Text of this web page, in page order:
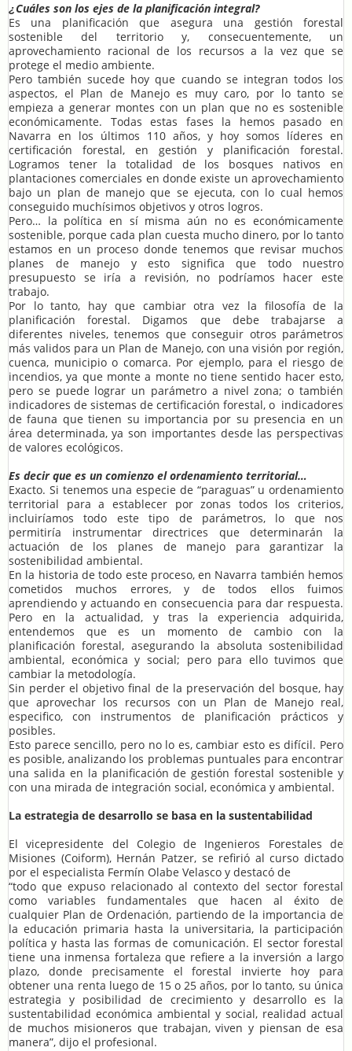
¿Cuáles son los ejes de la planificación integral?
Es una planificación que asegura una gestión forestal
sostenible del territorio y, consecuentemente, un
aprovechamiento racional de los recursos a la vez que se
protege el medio ambiente.
Pero también sucede hoy que cuando se integran todos los
aspectos, el Plan de Manejo es muy caro, por lo tanto se
empieza a generar montes con un plan que no es sostenible
económicamente. Todas estas fases la hemos pasado en
Navarra en los últimos 110 años, y hoy somos líderes en
certificación forestal, en gestión y planificación forestal.
Logramos tener la totalidad de los bosques nativos en
plantaciones comerciales en donde existe un aprovechamiento
bajo un plan de manejo que se ejecuta, con lo cual hemos
conseguido muchísimos objetivos y otros logros.
Pero… la política en sí misma aún no es económicamente
sostenible, porque cada plan cuesta mucho dinero, por lo tanto
estamos en un proceso donde tenemos que revisar muchos
planes de manejo y esto significa que todo nuestro
presupuesto se iría a revisión, no podríamos hacer este
trabajo.
Por lo tanto, hay que cambiar otra vez la filosofía de la
planificación forestal. Digamos que debe trabajarse a
diferentes niveles, tenemos que conseguir otros parámetros
más validos para un Plan de Manejo, con una visión por región,
cuenca, municipio o comarca. Por ejemplo, para el riesgo de
incendios, ya que monte a monte no tiene sentido hacer esto,
pero se puede lograr un parámetro a nivel zona; o también
indicadores de sistemas de certificación forestal, o indicadores
de fauna que tienen su importancia por su presencia en un
área determinada, ya son importantes desde las perspectivas
de valores ecológicos.
Es decir que es un comienzo el ordenamiento territorial…
Exacto. Si tenemos una especie de “paraguas” u ordenamiento
territorial para a establecer por zonas todos los criterios,
incluiríamos todo este tipo de parámetros, lo que nos
permitiría instrumentar directrices que determinarán la
actuación de los planes de manejo para garantizar la
sostenibilidad ambiental.
En la historia de todo este proceso, en Navarra también hemos
cometidos muchos errores, y de todos ellos fuimos
aprendiendo y actuando en consecuencia para dar respuesta.
Pero en la actualidad, y tras la experiencia adquirida,
entendemos que es un momento de cambio con la
planificación forestal, asegurando la absoluta sostenibilidad
ambiental, económica y social; pero para ello tuvimos que
cambiar la metodología.
Sin perder el objetivo final de la preservación del bosque, hay
que aprovechar los recursos con un Plan de Manejo real,
especifico, con instrumentos de planificación prácticos y
posibles.
Esto parece sencillo, pero no lo es, cambiar esto es difícil. Pero
es posible, analizando los problemas puntuales para encontrar
una salida en la planificación de gestión forestal sostenible y
con una mirada de integración social, económica y ambiental.
La estrategia de desarrollo se basa en la sustentabilidad
El vicepresidente del Colegio de Ingenieros Forestales de
Misiones (Coiform), Hernán Patzer, se refirió al curso dictado
por el especialista Fermín Olabe Velasco y destacó de
“todo que expuso relacionado al contexto del sector forestal
como variables fundamentales que hacen al éxito de
cualquier Plan de Ordenación, partiendo de la importancia de
la educación primaria hasta la universitaria, la participación
política y hasta las formas de comunicación. El sector forestal
tiene una inmensa fortaleza que refiere a la inversión a largo
plazo, donde precisamente el forestal invierte hoy para
obtener una renta luego de 15 o 25 años, por lo tanto, su única
estrategia y posibilidad de crecimiento y desarrollo es la
sustentabilidad económica ambiental y social, realidad actual
de muchos misioneros que trabajan, viven y piensan de esa
manera”, dijo el profesional.